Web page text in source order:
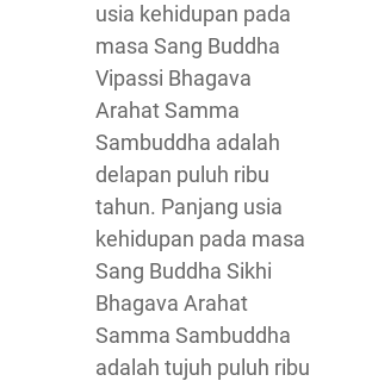
usia kehidupan pada
masa Sang Buddha
Vipassi Bhagava
Arahat Samma
Sambuddha adalah
delapan puluh ribu
tahun. Panjang usia
kehidupan pada masa
Sang Buddha Sikhi
Bhagava Arahat
Samma Sambuddha
adalah tujuh puluh ribu